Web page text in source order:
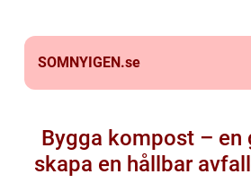
SOMNYIGEN.se
Bygga kompost – en
skapa en hållbar